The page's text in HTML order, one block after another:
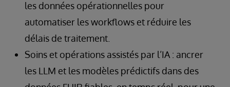
les données opérationnelles pour
automatiser les workflows et réduire les
délais de traitement.
Soins et opérations assistés par l’IA : ancrer
les LLM et les modèles prédictifs dans des